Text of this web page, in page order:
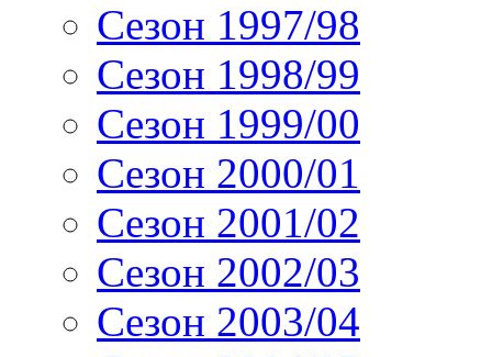
Сезон 1997/98
Сезон 1998/99
Сезон 1999/00
Сезон 2000/01
Сезон 2001/02
Сезон 2002/03
Сезон 2003/04